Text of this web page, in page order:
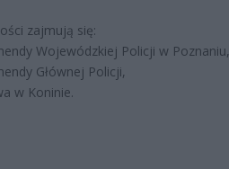
zajmują się:
Wojewódzkiej Policji w Poznaniu,
Głównej Policji,
w Koninie.